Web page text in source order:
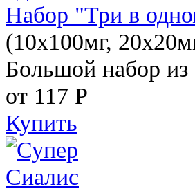
Набор "Три в
(10x100мг,
Большой набор из
от 117 Р
Купить